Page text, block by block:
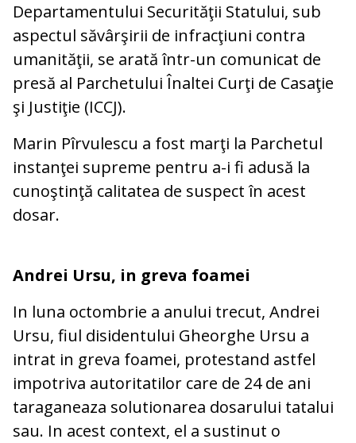
Departamentului Securităţii Statului, sub
aspectul săvârşirii de infracţiuni contra
umanităţii, se arată într-un comunicat de
presă al Parchetului Înaltei Curţi de Casaţie
şi Justiţie (ICCJ).
Marin Pîrvulescu a fost marţi la Parchetul
instanţei supreme pentru a-i fi adusă la
cunoştinţă calitatea de suspect în acest
dosar.
Andrei Ursu, in greva foamei
In luna octombrie a anului trecut, Andrei
Ursu, fiul disidentului Gheorghe Ursu a
intrat in greva foamei, protestand astfel
impotriva autoritatilor care de 24 de ani
taraganeaza solutionarea dosarului tatalui
sau. In acest context, el a sustinut o